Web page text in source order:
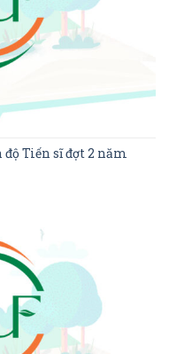
Tiến sĩ đợt 2 năm